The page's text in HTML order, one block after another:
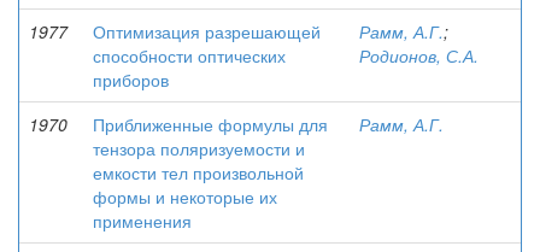
1977
Оптимизация разрешающей
способности оптических
приборов
Рамм, А.Г.;
Родионов, С.А.
1970
Приближенные формулы для
тензора поляризуемости и
емкости тел произвольной
формы и некоторые их
применения
Рамм, А.Г.